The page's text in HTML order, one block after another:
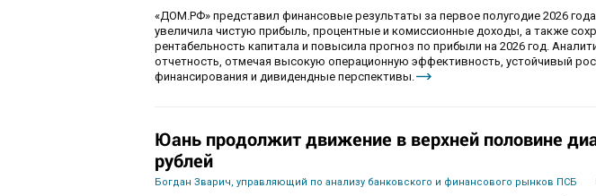
«ДОМ.РФ» представил финансовые результаты за первое полугодие 2026
увеличила чистую прибыль, процентные и комиссионные доходы, а также
рентабельность капитала и повысила прогноз по прибыли на 2026 год.
отчетность, отмечая высокую операционную эффективность, устойчивый
финансирования и дивидендные перспективы.
Юань продолжит движение в верхней половине
рублей
Богдан Зварич, управляющий по анализу банковского и финансового рынков ПСБ